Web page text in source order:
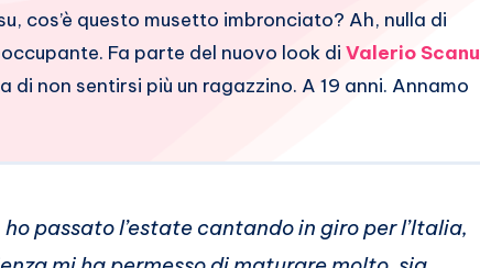
cos’è questo musetto imbronciato? Ah, nulla di
Fa parte del nuovo look di Valerio Scanu
di non sentirsi più un ragazzino. A 19 anni. Annamo
passato l’estate cantando in giro per l’Italia,